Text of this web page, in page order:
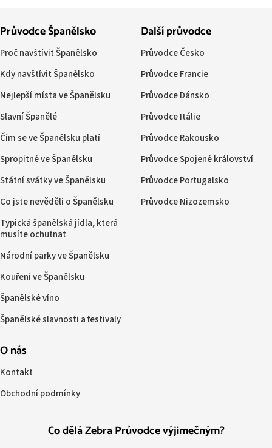
Co dělá Zebra Průvodce výjimečným?
Průvodce Španělsko
Proč navštívit Španělsko
Kdy navštívit Španělsko
Nejlepší místa ve Španělsku
Slavní Španělé
Čím se ve Španělsku platí
Spropitné ve Španělsku
Státní svátky ve Španělsku
Co jste nevěděli o Španělsku
Typická španělská jídla, která
musíte ochutnat
Národní parky ve Španělsku
Kouření ve Španělsku
Španělské víno
Španělské slavnosti a festivaly
Další průvodce
Průvodce Česko
Průvodce Francie
Průvodce Dánsko
Průvodce Itálie
Průvodce Rakousko
Průvodce Spojené království
Průvodce Portugalsko
Průvodce Nizozemsko
O nás
Kontakt
Obchodní podmínky